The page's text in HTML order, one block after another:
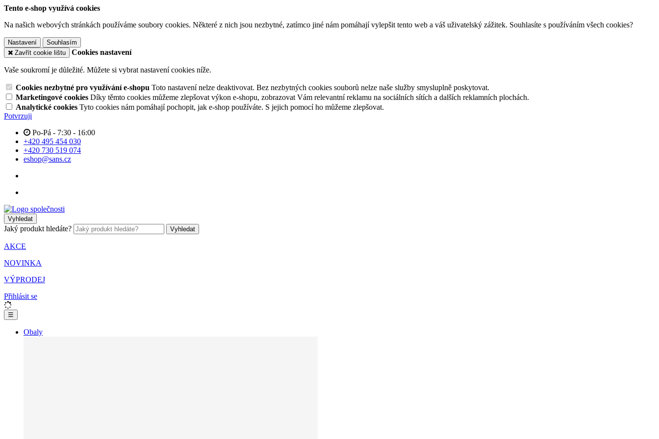
Tento e-shop využívá cookies
Na našich webových stránkách používáme soubory cookies. Některé z nich jsou nezbytné, zatímco jiné nám pomáhají vylepšit tento web a váš uživatelský zážitek. Souhlasíte s používáním všech cookies?
Nastavení
Souhlasím
Zavřít cookie lištu
Cookies nastavení
Vaše soukromí je důležité. Můžete si vybrat nastavení cookies níže.
Cookies nezbytné pro využívání e-shopu Toto nastavení nelze deaktivovat. Bez nezbytných cookies souborů nelze naše služby smysluplně poskytovat.
Marketingové cookies Díky těmto cookies můžeme zlepšovat výkon e-shopu, zobrazovat Vám relevantní reklamu na sociálních sítích a dalších reklamních plochách.
Analytické cookies Tyto cookies nám pomáhají pochopit, jak e-shop používáte. S jejich pomocí ho můžeme zlepšovat.
Potvrzuji
Po-Pá - 7:30 - 16:00
+420 495 454 030
+420 730 519 074
eshop@sans.cz
Vyhledat
Jaký produkt hledáte? Vyhledat
AKCE
NOVINKA
VÝPRODEJ
Přihlásit se
☰
Obaly